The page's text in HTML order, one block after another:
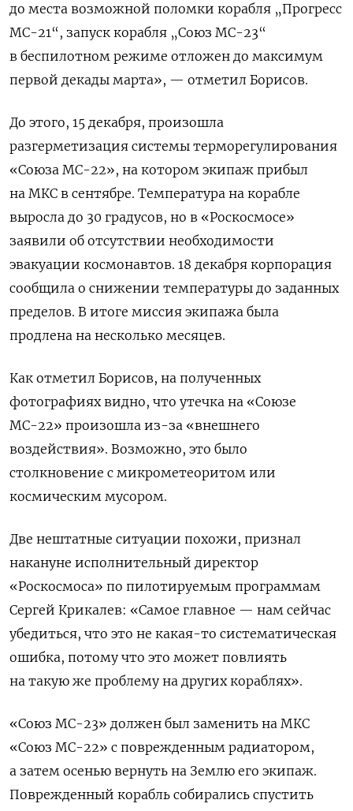
до места возможной поломки корабля „Прогресс
МС-21“, запуск корабля „Союз МС-23“
в беспилотном режиме отложен до максимум
первой декады марта», — отметил Борисов.
До этого, 15 декабря, произошла
разгерметизация системы терморегулирования
«Союза МС-22», на котором экипаж прибыл
на МКС в сентябре. Температура на корабле
выросла до 30 градусов, но в «Роскосмосе»
заявили об отсутствии необходимости
эвакуации космонавтов. 18 декабря корпорация
сообщила о снижении температуры до заданных
пределов. В итоге миссия экипажа была
продлена на несколько месяцев.
Как отметил Борисов, на полученных
фотографиях видно, что утечка на «Союзе
МС-22» произошла из-за «внешнего
воздействия». Возможно, это было
столкновение с микрометеоритом или
космическим мусором.
Две нештатные ситуации похожи, признал
накануне исполнительный директор
«Роскосмоса» по пилотируемым программам
Сергей Крикалев: «Самое главное — нам сейчас
убедиться, что это не какая-то систематическая
ошибка, потому что это может повлиять
на такую же проблему на других кораблях».
«Союз МС-23» должен был заменить на МКС
«Союз МС-22» с поврежденным радиатором,
а затем осенью вернуть на Землю его экипаж.
Поврежденный корабль собирались спустить